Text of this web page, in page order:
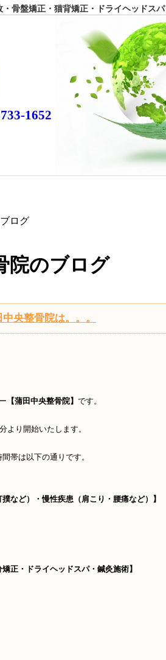
骨盤矯正・猫背矯正・ドライヘッドス
1652
ログ
院のブログ
央整骨院は。。。
【蒲田中央整骨院】 です。
より開始いたします。
帯は以下の通りです。
など）・慢性疾患（肩こり・腰痛など）】
正・ドライヘッドスパ・鍼灸施術】